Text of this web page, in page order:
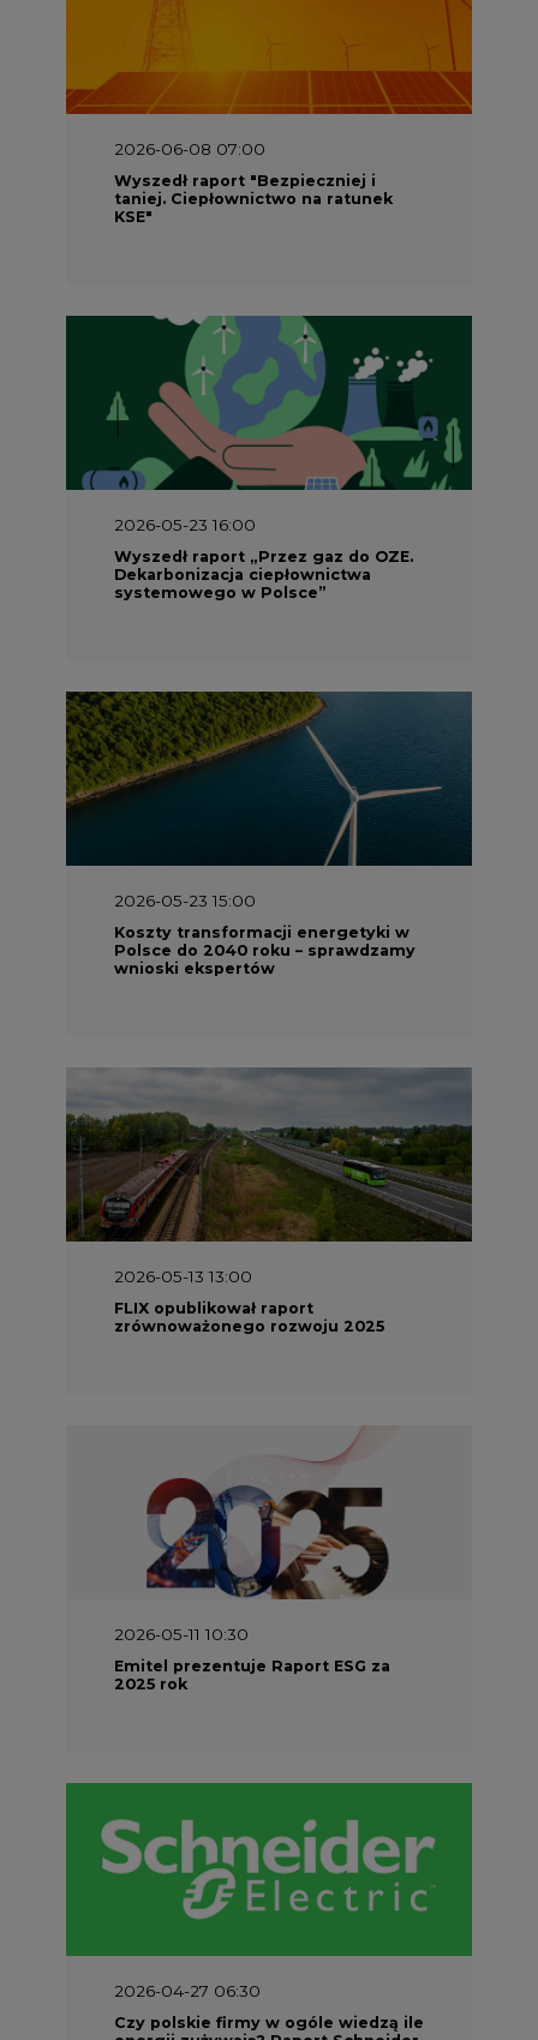
2026-06-08 07:00
Wyszedł raport "Bezpieczniej i
taniej. Ciepłownictwo na ratunek
KSE"
2026-05-23 16:00
Wyszedł raport „Przez gaz do OZE.
Dekarbonizacja ciepłownictwa
systemowego w Polsce”
2026-05-23 15:00
Koszty transformacji energetyki w
Polsce do 2040 roku – sprawdzamy
wnioski ekspertów
2026-05-13 13:00
FLIX opublikował raport
zrównoważonego rozwoju 2025
2026-05-11 10:30
Emitel prezentuje Raport ESG za
2025 rok
2026-04-27 06:30
Czy polskie firmy w ogóle wiedzą ile